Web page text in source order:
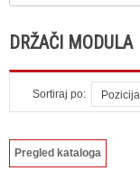
DRŽAČI MODULA
Sortiraj po: Pozicija
Pregled kataloga